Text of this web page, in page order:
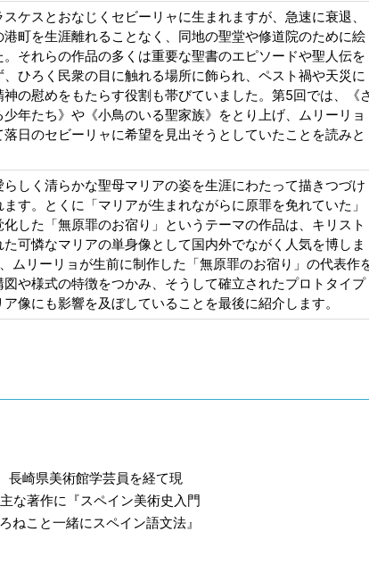
ケスとおなじくセビーリャに生まれますが、急速に衰退、
町を生涯離れることなく、同地の聖堂や修道院のために絵
それらの作品の多くは重要な聖書のエピソードや聖人伝を
ひろく民衆の目に触れる場所に飾られ、ペスト禍や天災に
の慰めをもたらす役割も帯びていました。第5回では、《
年たち》や《小鳥のいる聖家族》をとり上げ、ムリーリョ
日のセビーリャに希望を見出そうとしていたことを読みと
しく清らかな聖母マリアの姿を生涯にわたって描きつづけ
す。とくに「マリアが生まれながらに原罪を免れていた」
化した「無原罪のお宿り」というテーマの作品は、キリスト
可憐なマリアの単身像として国内外でながく人気を博しま
ムリーリョが生前に制作した「無原罪のお宿り」の代表作
や様式の特徴をつかみ、そうして確立されたプロトタイプ
像にも影響を及ぼしていることを最後に紹介します。
長崎県美術館学芸員を経て現
な著作に『スペイン美術史入門
こと一緒にスペイン語文法』